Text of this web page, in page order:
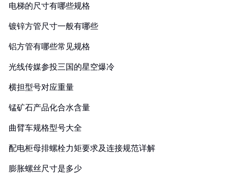
电梯的尺寸有哪些规格
镀锌方管尺寸一般有哪些
铝方管有哪些常见规格
光线传媒参投三国的星空爆冷
横担型号对应重量
锰矿石产品化合水含量
曲臂车规格型号大全
配电柜母排螺栓力矩要求及连接规范详解
膨胀螺丝尺寸是多少